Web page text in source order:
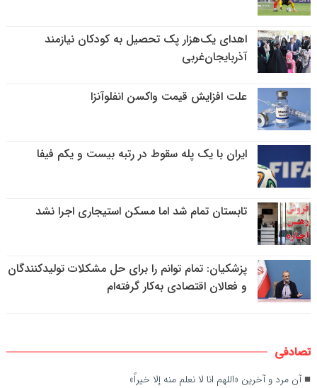
اهدای یک‌هزار پک تحصیل به کودکان نیازمند
آذربایجان‌غربی
علت افزایش قیمت واکسن انفلوآنزا
ایران با یک پله سقوط در رتبه بیست و یکم فیفا
تابستان تمام شد اما مسکن استیجاری اجرا نشد
پزشکیان: تمام توانم را برای حل مشکلات تولیدکنندگان
و فعالان اقتصادی به‌کار گرفته‌ام
تصادفی
آن مرد و آخرین «اللهم انا لا نعلم منه إلا خیراً»